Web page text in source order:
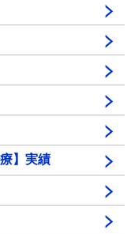
】実績